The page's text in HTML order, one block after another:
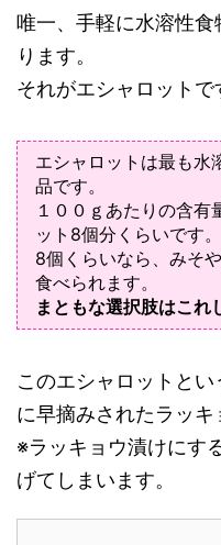
唯一、手軽に水溶性
ります。
それがエシャロットで
エシャロットは最も水
品です。
１００ｇあたりの含有
ット8個分くらいです。
8個くらいなら、みそ
食べられます。
まともな選択肢はこれ
このエシャロットと
に早摘みされたラッキ
※ラッキョウ漬けにす
げてしまいます。